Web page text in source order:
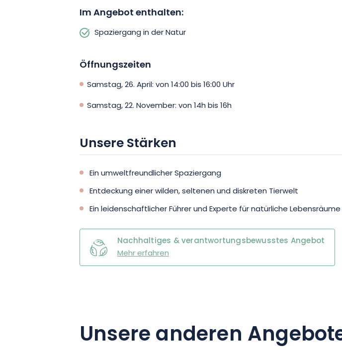
Im Angebot enthalten:
Spaziergang in der Natur
Öffnungszeiten
Samstag, 26. April: von 14:00 bis 16:00 Uhr
Samstag, 22. November: von 14h bis 16h
Unsere Stärken
Ein umweltfreundlicher Spaziergang
Entdeckung einer wilden, seltenen und diskreten Tierwelt
Ein leidenschaftlicher Führer und Experte für natürliche Lebensräume
Nachhaltiges & verantwortungsbewusstes Angebot
Mehr erfahren
Unsere anderen